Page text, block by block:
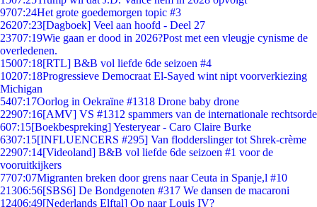
9707:24Het grote goedemorgen topic #3
26207:23[Dagboek] Veel aan hoofd - Deel 27
23707:19Wie gaan er dood in 2026?Post met een vleugje cynisme de
overledenen.
15007:18[RTL] B&B vol liefde 6de seizoen #4
10207:18Progressieve Democraat El-Sayed wint nipt voorverkiezing
Michigan
5407:17Oorlog in Oekraïne #1318 Drone baby drone
22907:16[AMV] VS #1312 spammers van de internationale rechtsorde
607:15[Boekbespreking] Yesteryear - Caro Claire Burke
6307:15[INFLUENCERS #295] Van flodderslinger tot Shrek-crème
22907:14[Videoland] B&B vol liefde 6de seizoen #1 voor de
vooruitkijkers
7707:07Migranten breken door grens naar Ceuta in Spanje,l #10
21306:56[SBS6] De Bondgenoten #317 We dansen de macaroni
12406:49[Nederlands Elftal] Op naar Louis IV?